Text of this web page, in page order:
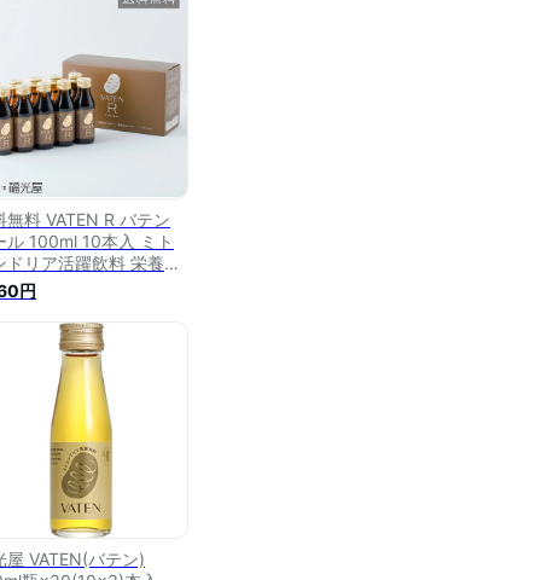
無料 VATEN R バテン
ル 100ml 10本入 ミト
ドリア活躍飲料 栄養ド
ク エナジードリンク イ
ーケア ノンカフェイン
加 甘味料不使用 お米の
飲料 アミノ酸 クエン酸
美容 天然成分 ミトコ
リア 妊活 29品目 アレ
ンフリー 贈り物
円
屋 VATEN(バテン)